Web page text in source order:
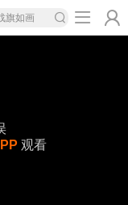
旗如画
观看